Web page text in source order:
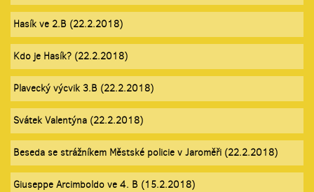
Hasík ve 2.B (22.2.2018)
Kdo je Hasík? (22.2.2018)
Plavecký výcvik 3.B (22.2.2018)
Svátek Valentýna (22.2.2018)
Beseda se strážníkem Městské policie v Jaroměři (22.2.2018)
Giuseppe Arcimboldo ve 4. B (15.2.2018)